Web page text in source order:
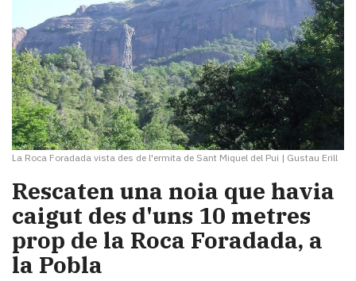
La Roca Foradada vista des de l'ermita de Sant Miquel del Pui | Gustau Erill
Rescaten una noia que havia
caigut des d'uns 10 metres
prop de la Roca Foradada, a
la Pobla